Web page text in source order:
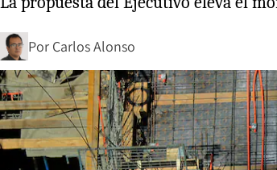
Por Carlos Alonso